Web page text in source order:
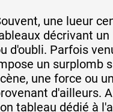
une lueur
décrivant
d'oubli. Parfois
un surplomb
une force ou
d'ailleurs.
tableau dédié à